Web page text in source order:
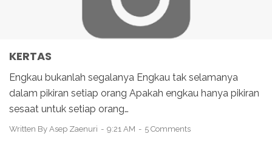
KERTAS
Engkau bukanlah segalanya Engkau tak selamanya
dalam pikiran setiap orang Apakah engkau hanya pikiran
sesaat untuk setiap orang…
Written By Asep Zaenuri 9:21 AM 5 Comments